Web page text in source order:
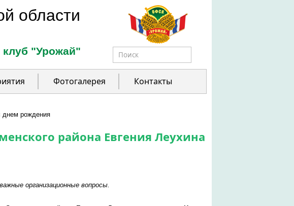
области
клуб "Урожай"
Форма поиска
Фотогалерея Контакты
днем рождения
района Евгения Леухина
организационные вопросы.